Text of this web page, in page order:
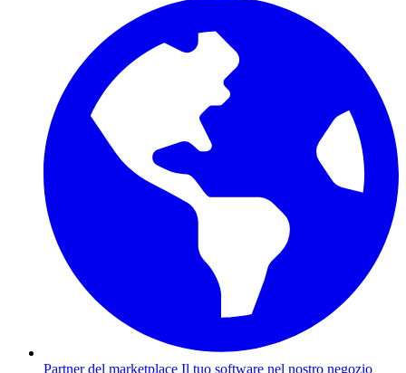
Partner del marketplace Il tuo software nel nostro negozio